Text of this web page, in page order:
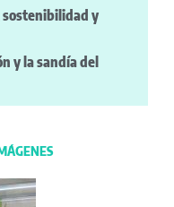
y
y la sandía del